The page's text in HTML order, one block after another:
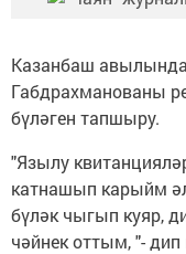
Казанбаш
Габдрахманованы
бүләген тапшыру.
"Язылу
катнашып карыйм
бүләк чыгып куяр,
чәйнек оттым, "-